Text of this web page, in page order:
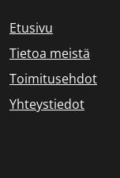
Etusivu
Tietoa meistä
Toimitusehdot
Yhteystiedot